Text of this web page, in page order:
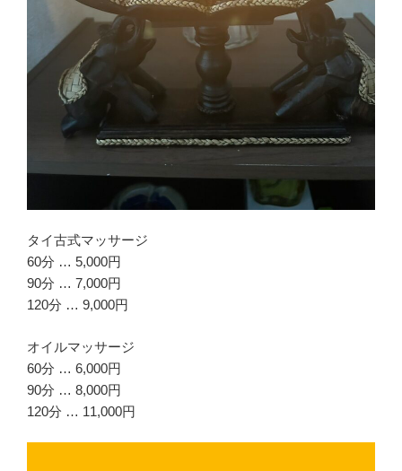
タイ古式マッサージ
60分 … 5,000円
90分 … 7,000円
120分 … 9,000円
オイルマッサージ
60分 … 6,000円
90分 … 8,000円
120分 … 11,000円